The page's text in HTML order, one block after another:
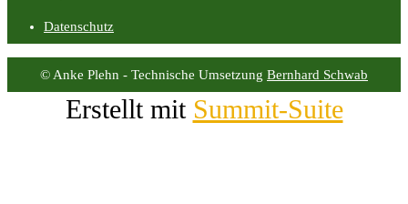
Datenschutz
© Anke Plehn - Technische Umsetzung Bernhard Schwab
Erstellt mit Summit-Suite